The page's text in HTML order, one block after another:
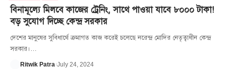
বিনামূল্যে মিলবে কাজের ট্রেনিং, সাথে পাওয়া যাবে ৮০০০ টাকা!
বড় সুযোগ দিচ্ছে কেন্দ্র সরকার
দেশের মানুষের সুবিধার্থে ক্রমাগত কাজ করেই চলেছে নরেন্দ্র মোদির নেতৃত্বাধীন কেন্দ্র
সরকার।…
Ritwik Patra July 24, 2024